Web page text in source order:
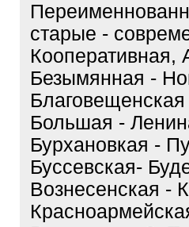
старые -
Кооперативная,
Безымянная -
Большая -
Бурхановкая -
Буссевская-
Вознесенская -